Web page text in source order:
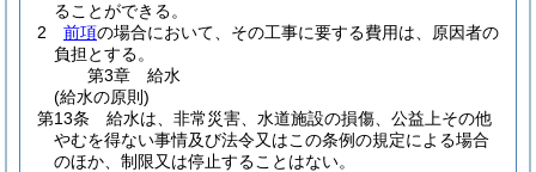
ることができる。
2
前項の場合において、その工事に要する費用は、原因者の
負担とする。
第3章
給水
(給水の原則)
第13条
給水は、非常災害、水道施設の損傷、公益上その他
やむを得ない事情及び法令又はこの条例の規定による場合
のほか、制限又は停止することはない。